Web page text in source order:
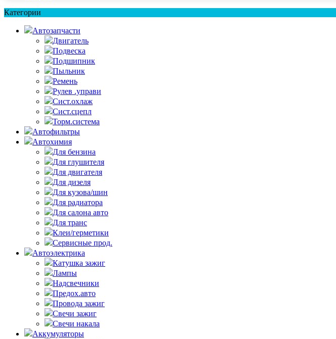
Категории
Автозапчасти
Двигатель
Подвеска
Подшипник
Пыльник
Ремень
Рулев .управи
Сист.охлаж
Сист.сцепл
Торм.система
Автофильтры
Автохимия
Для бензина
Для глушителя
Для двигателя
Для дизеля
Для кузова/шин
Для радиатора
Для салона авто
Для транс
Клеи/герметики
Сервисные прод.
Автоэлектрика
Катушка зажиг
Лампы
Надсвечники
Предох.авто
Провода зажиг
Свечи зажиг
Свечи накала
Аккумуляторы